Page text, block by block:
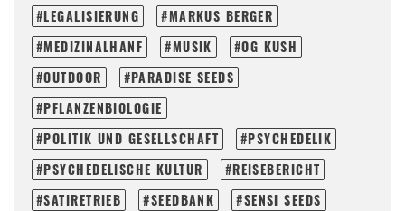
LEGALISIERUNG
MARKUS BERGER
MEDIZINALHANF
MUSIK
OG KUSH
OUTDOOR
PARADISE SEEDS
PFLANZENBIOLOGIE
POLITIK UND GESELLSCHAFT
PSYCHEDELIK
PSYCHEDELISCHE KULTUR
REISEBERICHT
SATIRETRIEB
SEEDBANK
SENSI SEEDS